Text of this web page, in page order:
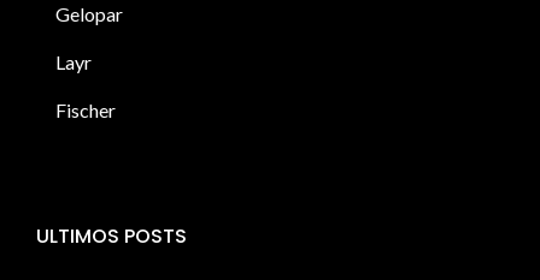
Gelopar
Layr
Fischer
ULTIMOS POSTS